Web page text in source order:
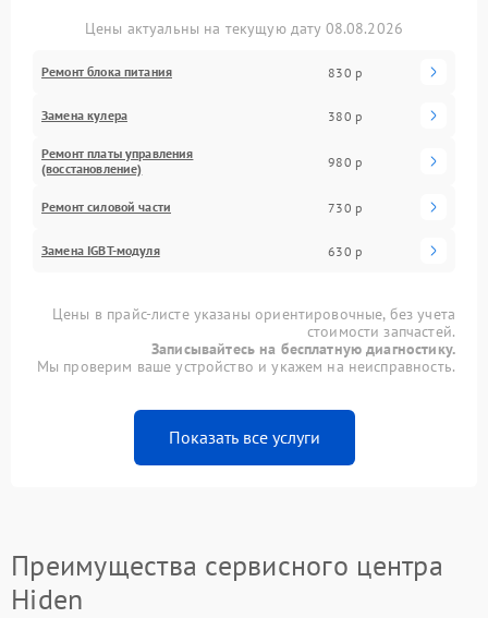
Цены актуальны на текущую дату 08.08.2026
Ремонт блока питания 830 р
Замена кулера 380 р
Ремонт платы управления
(восстановление)
980 р
Ремонт силовой части 730 р
Замена IGBT-модуля 630 р
Цены в прайс-листе указаны ориентировочные, без учета
стоимости запчастей.
Записывайтесь на бесплатную диагностику.
Мы проверим ваше устройство и укажем на неисправность.
Показать все услуги
Преимущества сервисного центра
Hiden